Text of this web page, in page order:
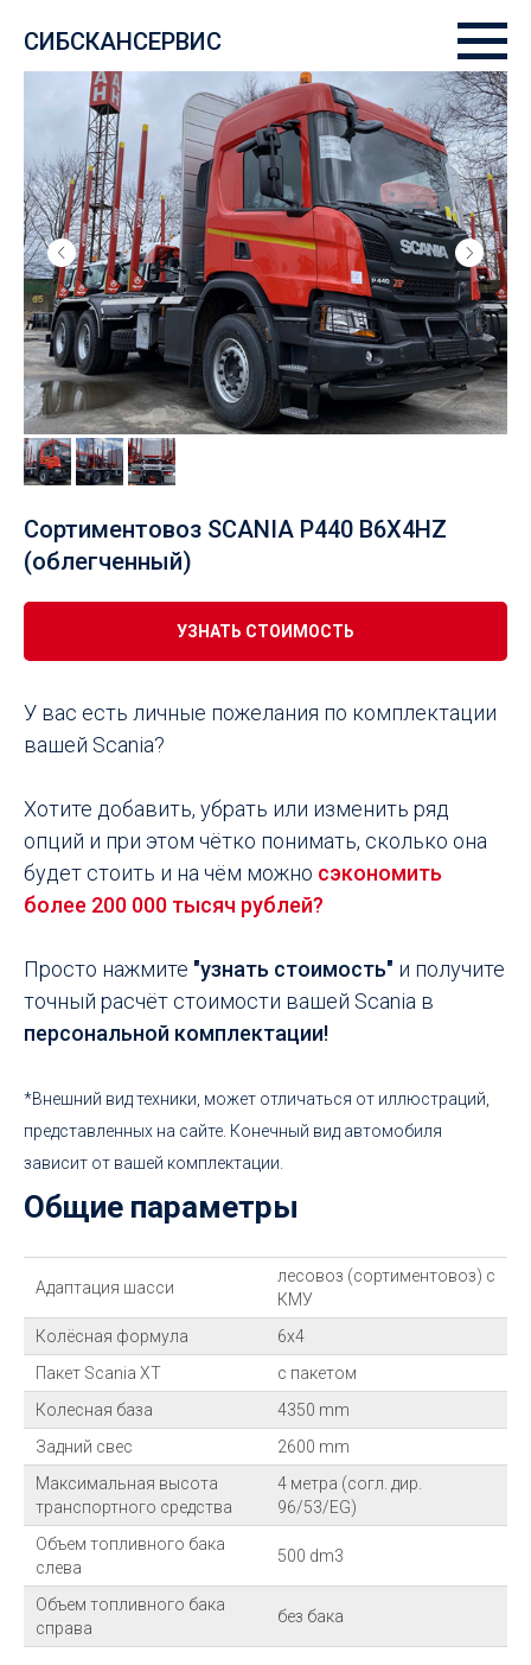
СИБСКАНСЕРВИС
Сортиментовоз SCANIA P440 B6X4HZ
(облегченный)
УЗНАТЬ СТОИМОСТЬ
У вас есть личные пожелания по комплектации
вашей Scania?
Хотите добавить, убрать или изменить ряд
опций и при этом чётко понимать, сколько она
будет стоить и на чём можно сэкономить
более 200 000 тысяч рублей?
Просто нажмите "узнать стоимость" и получите
точный расчёт стоимости вашей Scania в
персональной комплектации!
*Внешний вид техники, может отличаться от иллюстраций,
представленных на сайте. Конечный вид автомобиля
зависит от вашей комплектации.
Общие параметры
Адаптация шасси
лесовоз (сортиментовоз) с
КМУ
Колёсная формула
6х4
Пакет Scania XT
с пакетом
Колесная база
4350 mm
Задний свес
2600 mm
Максимальная высота
транспортного средства
4 метра (согл. дир.
96/53/EG)
Объем топливного бака
слева
500 dm3
Объем топливного бака
справа
без бака